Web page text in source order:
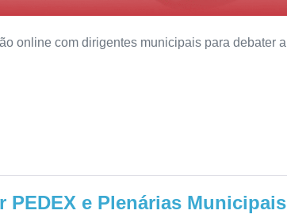
online com dirigentes municipais para debater a
PEDEX e Plenárias Municipais